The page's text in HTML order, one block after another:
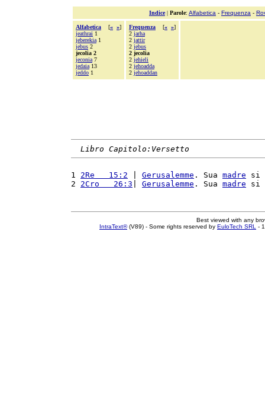
Indice| Parole: Alfabetica - Frequenza -
Alfabetica [« »]
jeathrai 1
jeberekia 1
jebus 2
jecolia 2
jeconia 7
jedaia 13
jeddo 1
Frequenza [« »]
2 jarha
2 jattir
2 jebus
2 jecolia
2 jehieli
2 jehoadda
2 jehoaddan
Libro Capitolo:Versetto
1 2Re   15:2 Gerusalemme . Sua madre si
2 2Cro   26:3 Gerusalemme . Sua madre si
Best viewed with any
IntraText®(V89) - Some rights reserved by EuloTech SRL -